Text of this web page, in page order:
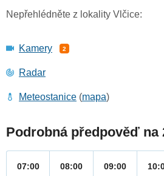
Nepřehlédněte z lokality Vlčice:
Kamery 2
Radar
Meteostanice (mapa)
Podrobná předpověď na
07:00 08:00 09:00